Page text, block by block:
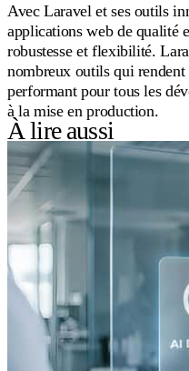
Avec Laravel et ses outils
applications web de qualité
robustesse et flexibilité.
nombreux outils qui
performant pour tous les
à la mise en production.
À lire aussi